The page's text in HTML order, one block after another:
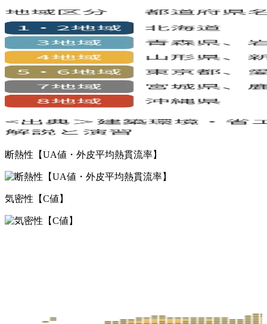
断熱性【UA値・外皮平均熱貫流率】
気密性【C値】